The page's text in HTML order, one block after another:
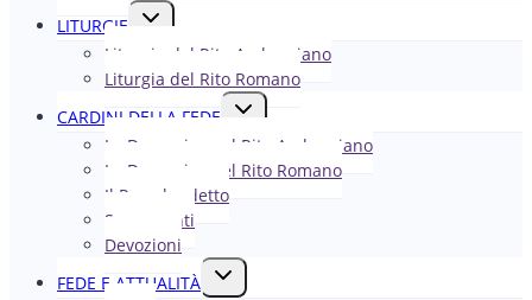
LITURGIE
Alterna
figlio
Liturgia del Rito Ambrosiano
Liturgia del Rito Romano
CARDINI DELLA FEDE
Alterna
figlio
La Domenica nel R​​​​​​ito Ambrosiano
La Domenica nel Rito Romano
Il Papa ha detto
Sacramenti
Devozioni
FEDE E ATTUALITÀ
Alterna
menu